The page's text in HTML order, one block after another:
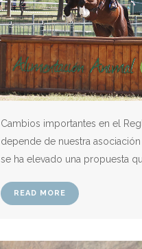
Cambios importantes en el
depende de nuestra
se ha elevado una propuesta
READ MORE